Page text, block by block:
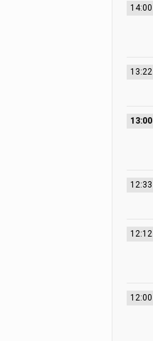
14:00
13:22
13:00
12:33
12:12
12:00